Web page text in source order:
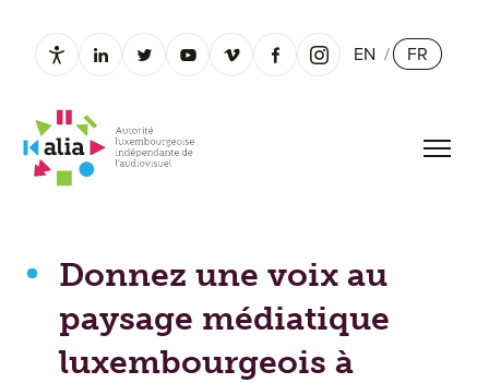
Paramètres d’accessibilité
linkedin.com
twitter.com
youtube.com
vimeo.com
facebook.com
instagram.com
EN / FR
Ouvrir
Donnez une voix au
paysage médiatique
luxembourgeois à